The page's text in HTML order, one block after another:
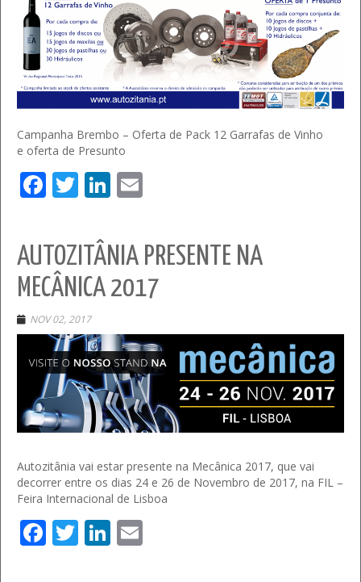
Campanha Brembo – Oferta de Pack 12 Garrafas de Vinho
e oferta de Presunto
Facebook
TwitterLinkedIn
AUTOZITÂNIA PRESENTE NA
MECÂNICA 2017
NOV 02, 2017
Autozitânia vai estar presente na Mecânica 2017, que vai
decorrer entre os dias 24 e 26 de Novembro de 2017, na FIL –
Feira Internacional de Lisboa
Facebook
TwitterLinkedIn